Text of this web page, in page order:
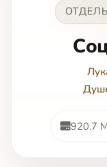
920.7